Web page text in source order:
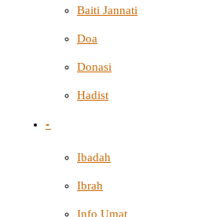
Baiti Jannati
Doa
Donasi
Hadist
-
Ibadah
Ibrah
Info Umat